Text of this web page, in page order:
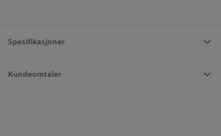
Spesifikasjoner
Kundeomtaler